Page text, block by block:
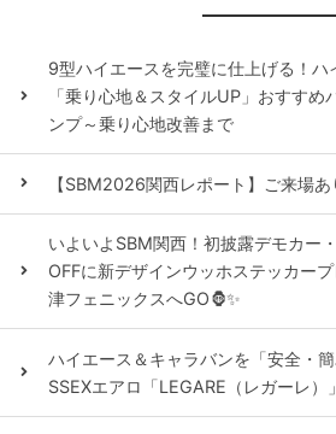
9型ハイエースを完璧に仕上げる！ハ
「乗り心地＆スタイルUP」おすすめ
ンプ～乗り心地改善まで
【SBM2026関西レポート】ご来場あ
いよいよSBM関西！初披露デモカー
OFFに新デザインウッホステッカー
津フェニックスへGO🦍✨
ハイエース＆キャラバンを「安全・
SSEXエアロ「LEGARE（レガーレ）